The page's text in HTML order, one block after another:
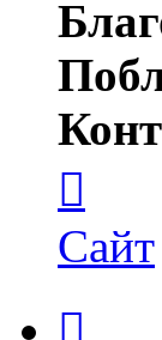
Влад
Петров
Сайт